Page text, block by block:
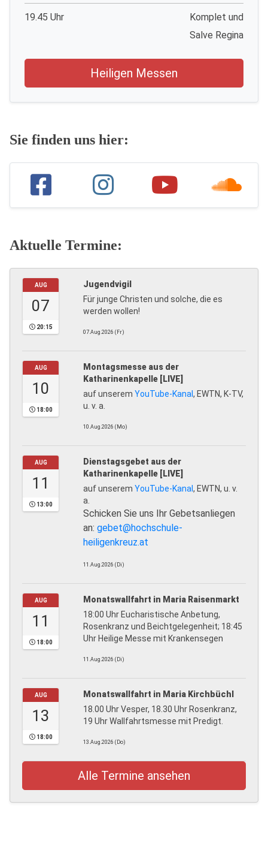
19.45 Uhr
Komplet und
Salve Regina
Heiligen Messen
Sie finden uns hier:
Aktuelle Termine:
AUG
07
20:15
Jugendvigil
Für junge Christen und solche, die es
werden wollen!
07.Aug.2026 (Fr)
AUG
10
18:00
Montagsmesse aus der
Katharinenkapelle [LIVE]
auf unserem YouTube-Kanal, EWTN, K-TV,
u. v. a.
10.Aug.2026 (Mo)
AUG
11
13:00
Dienstagsgebet aus der
Katharinenkapelle [LIVE]
auf unserem YouTube-Kanal, EWTN, u. v.
a.
Schicken Sie uns Ihr Gebetsanliegen
an: gebet@hochschule-
heiligenkreuz.at
11.Aug.2026 (Di)
AUG
11
18:00
Monatswallfahrt in Maria Raisenmarkt
18:00 Uhr Eucharistische Anbetung,
Rosenkranz und Beichtgelegenheit; 18:45
Uhr Heilige Messe mit Krankensegen
11.Aug.2026 (Di)
AUG
13
18:00
Monatswallfahrt in Maria Kirchbüchl
18.00 Uhr Vesper, 18.30 Uhr Rosenkranz,
19 Uhr Wallfahrtsmesse mit Predigt.
13.Aug.2026 (Do)
Alle Termine ansehen